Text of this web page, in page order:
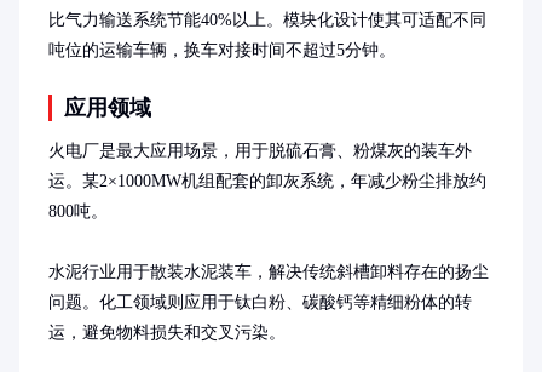
比气力输送系统节能40%以上。模块化设计使其可适配不同
吨位的运输车辆，换车对接时间不超过5分钟。
应用领域
火电厂是最大应用场景，用于脱硫石膏、粉煤灰的装车外
运。某2×1000MW机组配套的卸灰系统，年减少粉尘排放约
800吨。
水泥行业用于散装水泥装车，解决传统斜槽卸料存在的扬尘
问题。化工领域则应用于钛白粉、碳酸钙等精细粉体的转
运，避免物料损失和交叉污染。